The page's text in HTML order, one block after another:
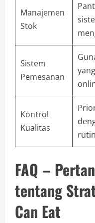
Manajemen
Stok
Sistem
Pemesanan
Kontrol
Kualitas
FAQ –
tentang
Can Eat